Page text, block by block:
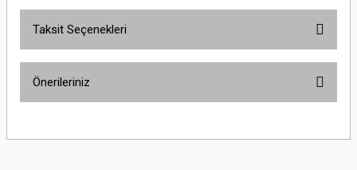
Taksit Seçenekleri
Önerileriniz
yetersiz gördüğünüz noktaları öneri formunu kullanarak tarafımıza